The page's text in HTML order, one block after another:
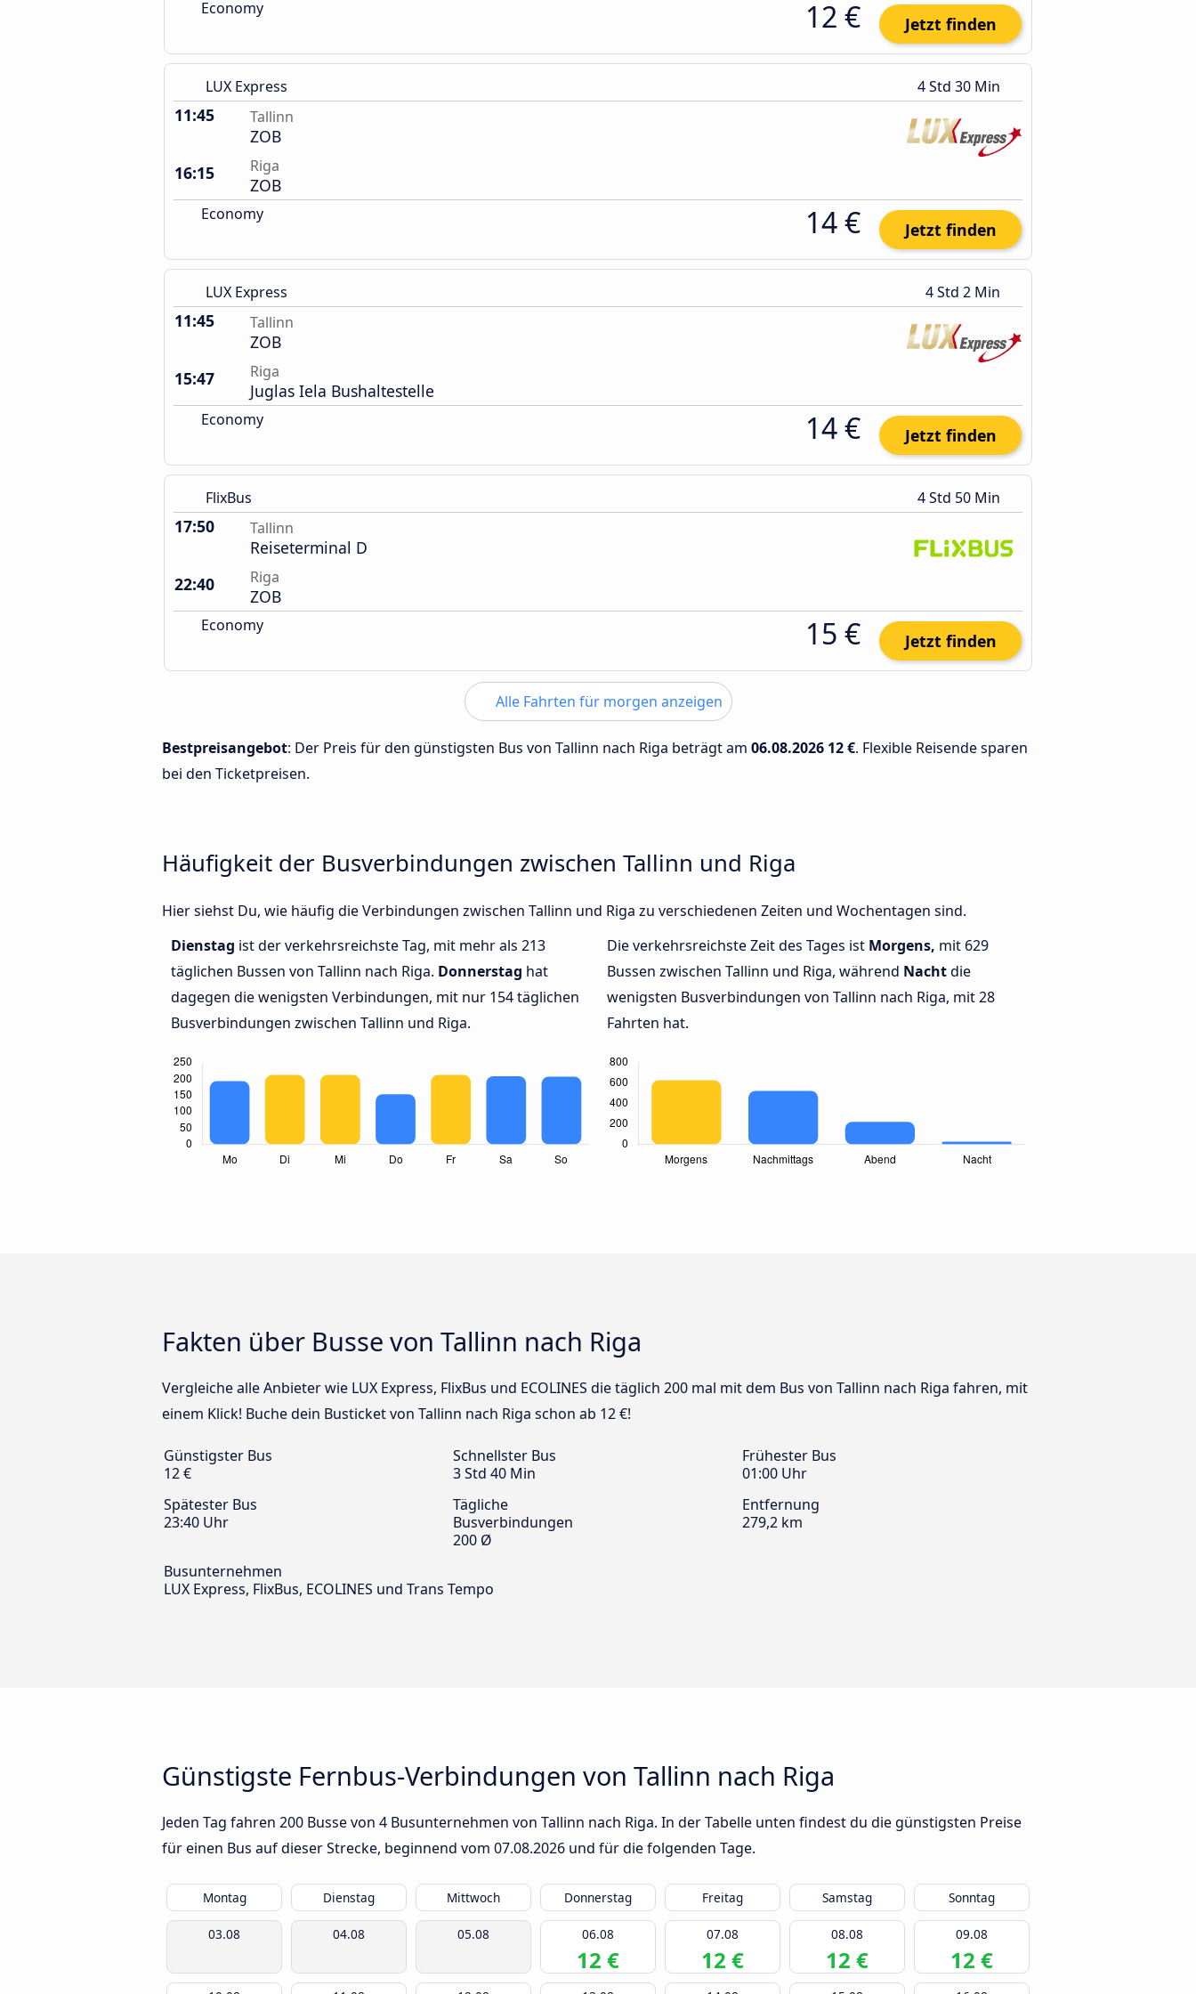
Economy 12 € Jetzt finden
LUX Express 4 Std 30 Min
11:45 Tallinn
ZOB
16:15
Riga
ZOB
Economy 14 € Jetzt finden
LUX Express 4 Std 2 Min
11:45 Tallinn
ZOB
15:47
Riga
Juglas Iela Bushaltestelle
Economy 14 € Jetzt finden
FlixBus 4 Std 50 Min
17:50 Tallinn
Reiseterminal D
22:40
Riga
ZOB
Economy 15 € Jetzt finden
Alle Fahrten für morgen anzeigen
Bestpreisangebot: Der Preis für den günstigsten Bus von Tallinn nach Riga beträgt am 06.08.2026 12 €. Flexible Reisende sparen
bei den Ticketpreisen.
Häufigkeit der Busverbindungen zwischen Tallinn und Riga
Hier siehst Du, wie häufig die Verbindungen zwischen Tallinn und Riga zu verschiedenen Zeiten und Wochentagen sind.
Dienstag ist der verkehrsreichste Tag, mit mehr als 213
täglichen Bussen von Tallinn nach Riga. Donnerstag hat
dagegen die wenigsten Verbindungen, mit nur 154 täglichen
Busverbindungen zwischen Tallinn und Riga.
Die verkehrsreichste Zeit des Tages ist Morgens, mit 629
Bussen zwischen Tallinn und Riga, während Nachtdie
wenigsten Busverbindungen von Tallinn nach Riga, mit 28
Fahrten hat.
Fakten über Busse von Tallinn nach Riga
Vergleiche alle Anbieter wie LUX Express, FlixBus und ECOLINES die täglich 200 mal mit dem Bus von Tallinn nach Riga fahren, mit
einem Klick! Buche dein Busticket von Tallinn nach Riga schon ab 12 €!
Günstigster Bus
12 €
Schnellster Bus
3 Std 40 Min
Frühester Bus
01:00 Uhr
Spätester Bus
23:40 Uhr
Tägliche
Busverbindungen
200 Ø
Entfernung
279,2 km
Busunternehmen
LUX Express, FlixBus, ECOLINES und Trans Tempo
Günstigste Fernbus-Verbindungen von Tallinn nach Riga
Jeden Tag fahren 200 Busse von 4 Busunternehmen von Tallinn nach Riga. In der Tabelle unten findest du die günstigsten Preise
für einen Bus auf dieser Strecke, beginnend vom 07.08.2026 und für die folgenden Tage.
Montag Dienstag Mittwoch Donnerstag Freitag Samstag Sonntag
03.08 04.08 05.08 06.08
12 €
07.08
12 €
08.08
12 €
09.08
12 €